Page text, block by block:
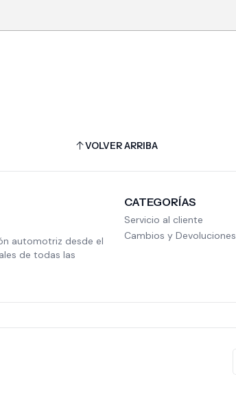
VOLVER ARRIBA
automotriz desde el
de todas las
CATEGORÍAS
Servicio al cliente
Cambios y Devoluciones